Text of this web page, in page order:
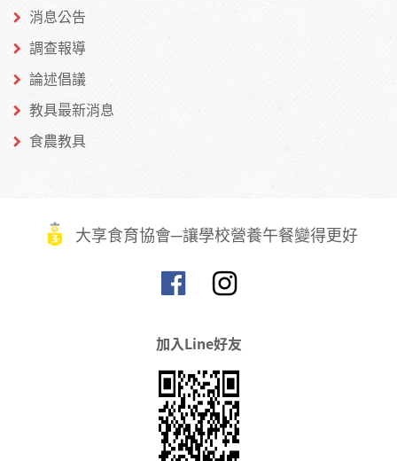
消息公告
調查報導
論述倡議
教具最新消息
食農教具
大享食育協會─讓學校營養午餐變得更好
加入Line好友